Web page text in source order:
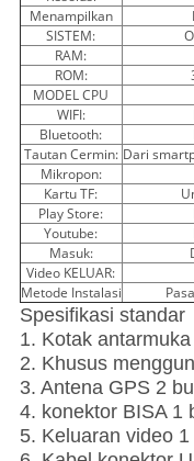
Menampilkan
SISTEM:
RAM:
ROM:
MODEL CPU
WIFI:
Bluetooth:
Tautan Cermin: Dari
Mikropon:
Kartu TF:
Play Store:
Youtube:
Masuk:
Video KELUAR:
Metode Instalasi
Spesifikasi standar
1. Kotak
2. Khusus
3. Antena GPS 2
4. konektor BISA 1
5. Keluaran video 1